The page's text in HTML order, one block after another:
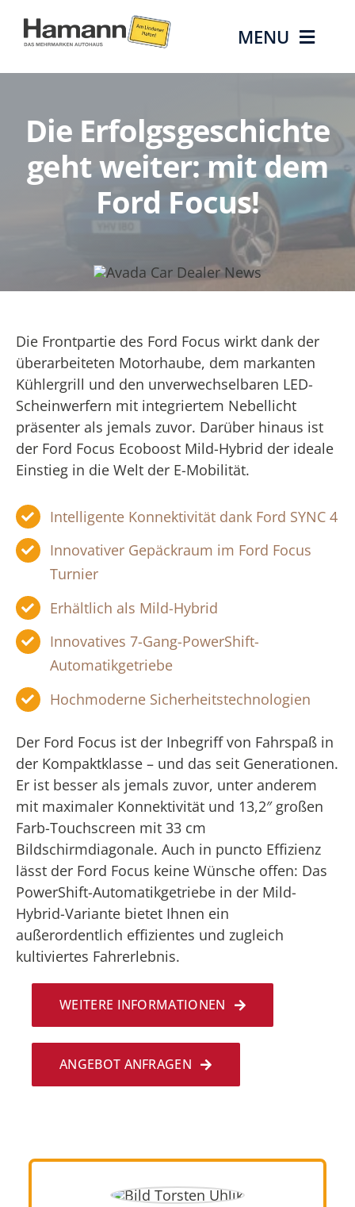
Inhalt
springen
MENU
Aktionen &
Service
Über uns
Die Erfolgsgeschichte
geht weiter: mit dem
Ford Focus!
Die Frontpartie des Ford Focus wirkt dank der
überarbeiteten Motorhaube, dem markanten
Kühlergrill und den unverwechselbaren LED-
Scheinwerfern mit integriertem Nebellicht
präsenter als jemals zuvor. Darüber hinaus ist
der Ford Focus Ecoboost Mild-Hybrid der ideale
Einstieg in die Welt der E-Mobilität.
Intelligente Konnektivität dank Ford SYNC 4
Innovativer Gepäckraum im Ford Focus
Turnier
Erhältlich als Mild-Hybrid
Innovatives 7-Gang-PowerShift-
Automatikgetriebe
Hochmoderne Sicherheitstechnologien
Der Ford Focus ist der Inbegriff von Fahrspaß in
der Kompaktklasse – und das seit Generationen.
Er ist besser als jemals zuvor, unter anderem
mit maximaler Konnektivität und 13,2″ großen
Farb-Touchscreen mit 33 cm
Bildschirmdiagonale. Auch in puncto Effizienz
lässt der Ford Focus keine Wünsche offen: Das
PowerShift-Automatikgetriebe in der Mild-
Hybrid-Variante bietet Ihnen ein
außerordentlich effizientes und zugleich
kultiviertes Fahrerlebnis.
WEITERE INFORMATIONEN
ANGEBOT ANFRAGEN